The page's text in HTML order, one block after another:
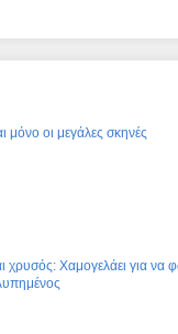
μόνο οι μεγάλες σκηνές
χρυσός: Χαμογελάει για